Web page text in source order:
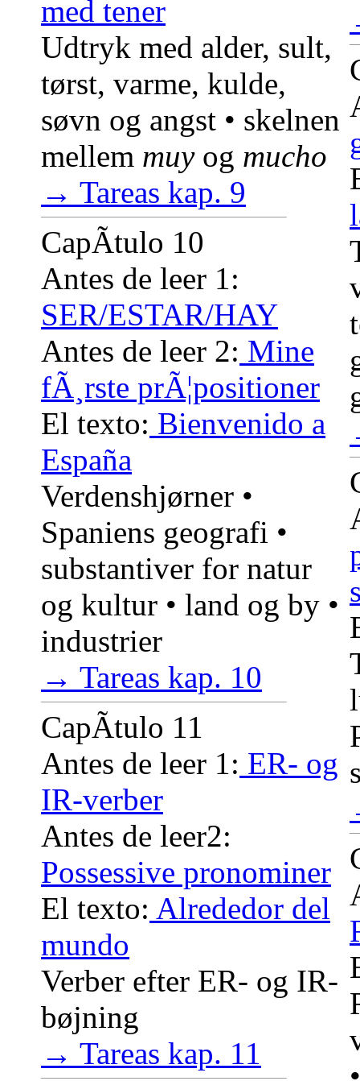
med tener
Udtryk med alder, sult,
tørst, varme, kulde,
søvn og angst • skelnen
mellem muyog mucho
→ Tareas kap. 9
CapÃ­tulo 10
Antes de leer 1:
SER/ESTAR/HAY
Antes de leer 2: Mine
fÃ¸rste prÃ¦positioner
El texto: Bienvenido a
España
Verdenshjørner •
Spaniens geografi •
substantiver for natur
og kultur • land og by •
industrier
→ Tareas kap. 10
CapÃ­tulo 11
Antes de leer 1: ER- og
IR-verber
Antes de leer2:
Possessive pronominer
El texto: Alrededor del
mundo
Verber efter ER- og IR-
bøjning
→ Tareas kap. 11